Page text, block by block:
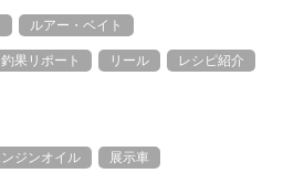
ルアー・ベイト
釣果リポート リール レシピ紹介
ジンオイル 展示車